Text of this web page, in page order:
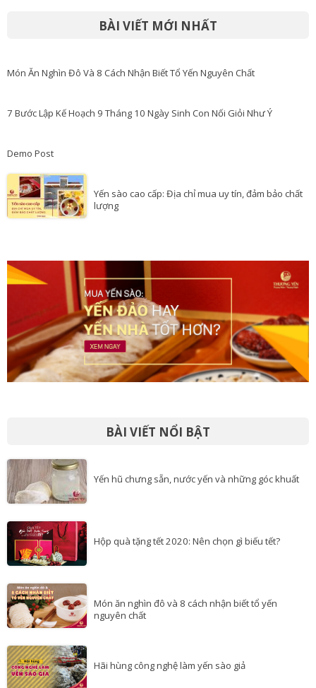
BÀI VIẾT MỚI NHẤT
Món Ăn Nghìn Đô Và 8 Cách Nhận Biết Tổ Yến Nguyên Chất
7 Bước Lập Kế Hoạch 9 Tháng 10 Ngày Sinh Con Nối Giỏi Như Ý
Demo Post
Yến sào cao cấp: Địa chỉ mua uy tín, đảm bảo chất
lượng
BÀI VIẾT NỔI BẬT
Yến hũ chưng sẵn, nước yến và những góc khuất
Hộp quà tặng tết 2020: Nên chọn gì biếu tết?
Món ăn nghìn đô và 8 cách nhận biết tổ yến
nguyên chất
Hãi hùng công nghệ làm yến sào giả